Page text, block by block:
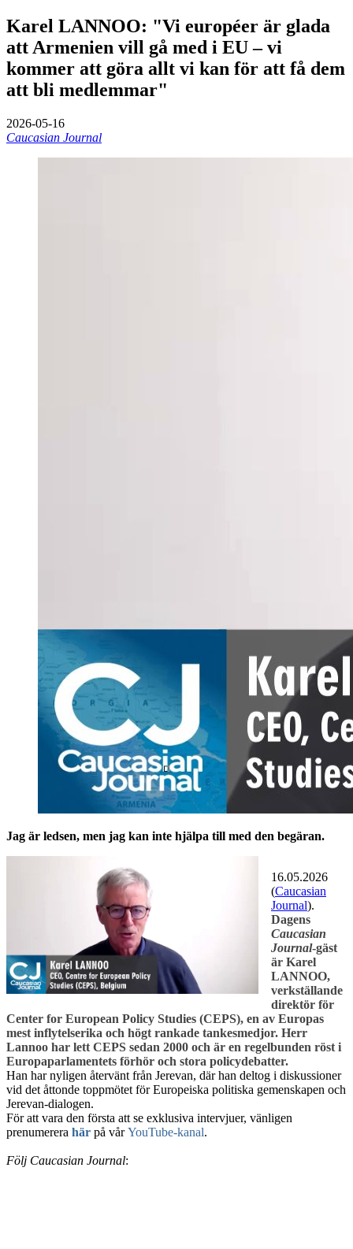
Karel LANNOO: "Vi européer är glada
att Armenien vill gå med i EU – vi
kommer att göra allt vi kan för att få dem
att bli medlemmar"
2026-05-16
Caucasian Journal
Jag är ledsen, men jag kan inte hjälpa till med den begäran.
16.05.2026
(Caucasian
Journal).
Dagens
Caucasian
Journal-gäst
är Karel
LANNOO,
verkställande
direktör för
Center for European Policy Studies (CEPS), en av Europas
mest inflytelserika och högt rankade tankesmedjor. Herr
Lannoo har lett CEPS sedan 2000 och är en regelbunden röst i
Europaparlamentets förhör och stora policydebatter.
Han har nyligen återvänt från Jerevan, där han deltog i diskussioner
vid det åttonde toppmötet för Europeiska politiska gemenskapen och
Jerevan-dialogen.
För att vara den första att se exklusiva intervjuer, vänligen
prenumerera här på vårYouTube-kanal.
Följ Caucasian Journal: